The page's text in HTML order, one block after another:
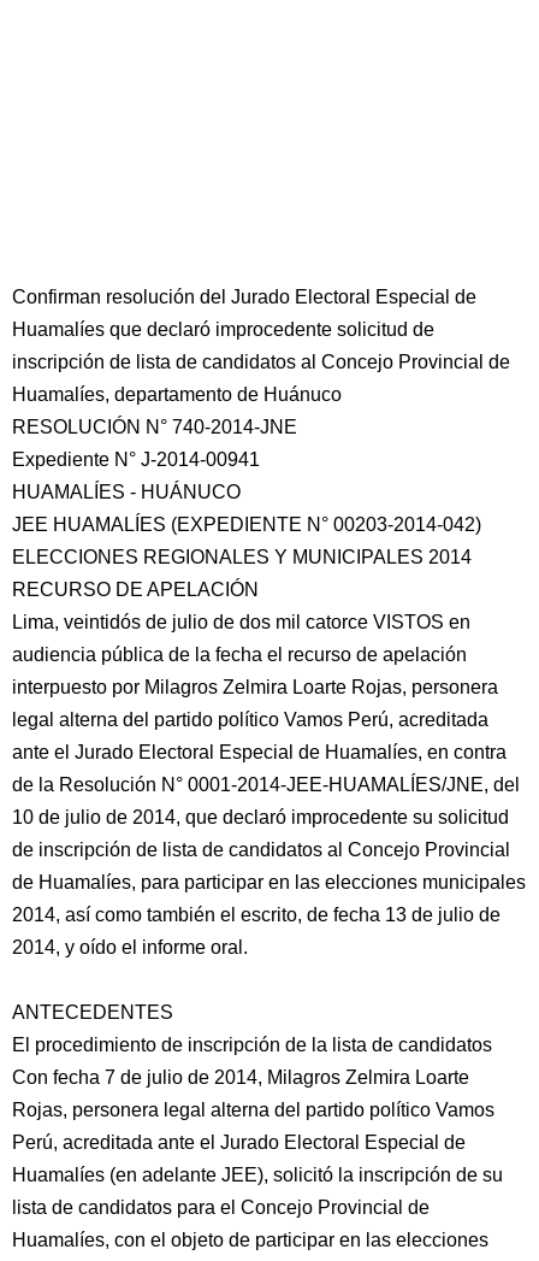
Confirman resolución del Jurado Electoral Especial de
Huamalíes que declaró improcedente solicitud de
inscripción de lista de candidatos al Concejo Provincial de
Huamalíes, departamento de Huánuco
RESOLUCIÓN N° 740-2014-JNE
Expediente N° J-2014-00941
HUAMALÍES - HUÁNUCO
JEE HUAMALÍES (EXPEDIENTE N° 00203-2014-042)
ELECCIONES REGIONALES Y MUNICIPALES 2014
RECURSO DE APELACIÓN
Lima, veintidós de julio de dos mil catorce VISTOS en
audiencia pública de la fecha el recurso de apelación
interpuesto por Milagros Zelmira Loarte Rojas, personera
legal alterna del partido político Vamos Perú, acreditada
ante el Jurado Electoral Especial de Huamalíes, en contra
de la Resolución N° 0001-2014-JEE-HUAMALÍES/JNE, del
10 de julio de 2014, que declaró improcedente su solicitud
de inscripción de lista de candidatos al Concejo Provincial
de Huamalíes, para participar en las elecciones municipales
2014, así como también el escrito, de fecha 13 de julio de
2014, y oído el informe oral.
ANTECEDENTES
El procedimiento de inscripción de la lista de candidatos
Con fecha 7 de julio de 2014, Milagros Zelmira Loarte
Rojas, personera legal alterna del partido político Vamos
Perú, acreditada ante el Jurado Electoral Especial de
Huamalíes (en adelante JEE), solicitó la inscripción de su
lista de candidatos para el Concejo Provincial de
Huamalíes, con el objeto de participar en las elecciones